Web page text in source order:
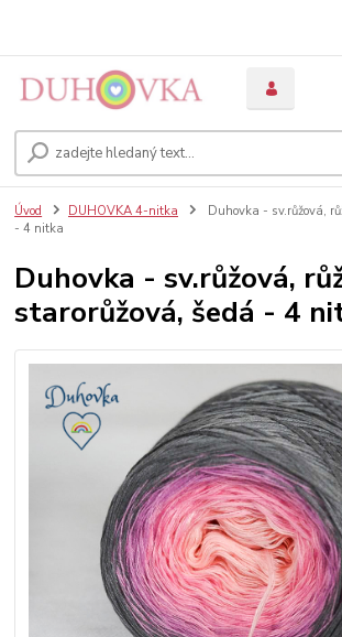
Úvod DUHOVKA 4-nitka
Duhovka - sv.růžová,
- 4 nitka
Duhovka - sv.růžová,
starorůžová, šedá - 4